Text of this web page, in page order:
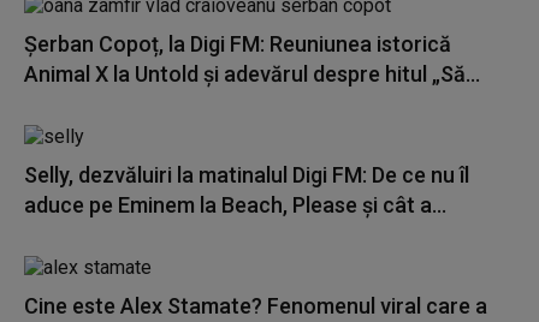
Șerban Copoț, la Digi FM: Reuniunea istorică
Animal X la Untold și adevărul despre hitul „Să...
Selly, dezvăluiri la matinalul Digi FM: De ce nu îl
aduce pe Eminem la Beach, Please și cât a...
Cine este Alex Stamate? Fenomenul viral care a